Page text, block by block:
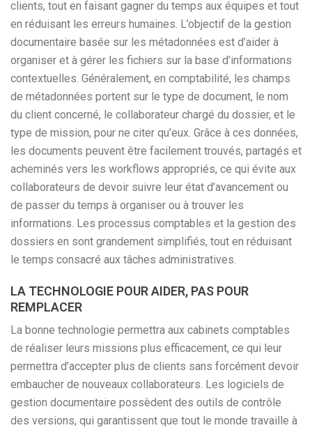
clients, tout en faisant gagner du temps aux équipes et tout
en réduisant les erreurs humaines. L’objectif de la gestion
documentaire basée sur les métadonnées est d’aider à
organiser et à gérer les fichiers sur la base d’informations
contextuelles. Généralement, en comptabilité, les champs
de métadonnées portent sur le type de document, le nom
du client concerné, le collaborateur chargé du dossier, et le
type de mission, pour ne citer qu’eux. Grâce à ces données,
les documents peuvent être facilement trouvés, partagés et
acheminés vers les workflows appropriés, ce qui évite aux
collaborateurs de devoir suivre leur état d’avancement ou
de passer du temps à organiser ou à trouver les
informations. Les processus comptables et la gestion des
dossiers en sont grandement simplifiés, tout en réduisant
le temps consacré aux tâches administratives.
LA TECHNOLOGIE POUR AIDER, PAS POUR
REMPLACER
La bonne technologie permettra aux cabinets comptables
de réaliser leurs missions plus efficacement, ce qui leur
permettra d’accepter plus de clients sans forcément devoir
embaucher de nouveaux collaborateurs. Les logiciels de
gestion documentaire possèdent des outils de contrôle
des versions, qui garantissent que tout le monde travaille à